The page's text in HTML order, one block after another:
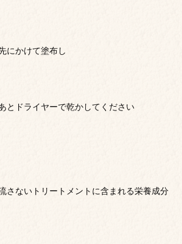
にかけて塗布し
とドライヤーで乾かしてください
さないトリートメントに含まれる栄養成分